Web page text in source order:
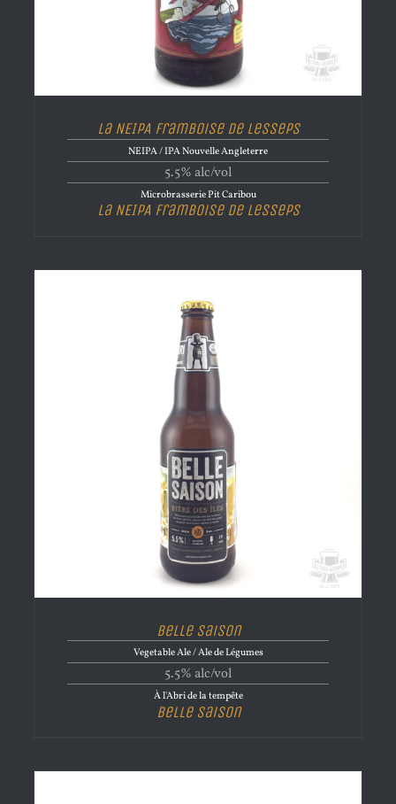
La NEIPA Framboise de Lesseps
NEIPA / IPA Nouvelle Angleterre
5.5% alc/vol
Microbrasserie Pit Caribou
La NEIPA Framboise de Lesseps
Belle Saison
Vegetable Ale / Ale de Légumes
5.5% alc/vol
À l'Abri de la tempête
Belle Saison